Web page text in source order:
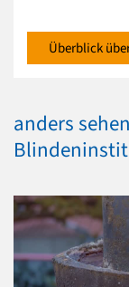
Überblick
anders